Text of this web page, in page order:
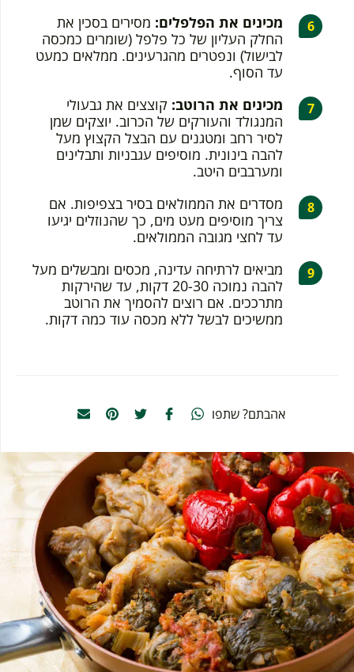
מכינים את הפלפלים: מסירים בסכין את
החלק העליון של כל פלפל (שומרים כמכסה
לבישול) ונפטרים מהגרעינים. ממלאים כמעט
עד הסוף.
מכינים את הרוטב: קוצצים את גבעולי
המנגולד והעורקים של הכרוב. יוצקים שמן
לסיר רחב ומטגנים עם הבצל הקצוץ מעל
להבה בינונית. מוסיפים עגבניות ותבלינים
ומערבבים היטב.
מסדרים את הממולאים בסיר בצפיפות. אם
צריך מוסיפים מעט מים, כך שהנוזלים יגיעו
עד לחצי מגובה הממולאים.
מביאים לרתיחה עדינה, מכסים ומבשלים מעל
להבה נמוכה 20-30 דקות, עד שהירקות
מתרככים. אם רוצים להסמיך את הרוטב
ממשיכים לבשל ללא מכסה עוד כמה דקות.
אהבתם? שתפו